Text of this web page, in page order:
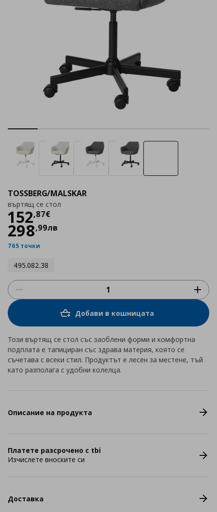
TOSSBERG/MALSKAR
въртящ се стол
152,87€
Цена
298,99лв
765 точки
495.082.38
Добави в кошницата
Този въртящ се стол със заоблени форми и комфортна
подплата е тапициран със здрава материя, която се
съчетава с всеки стил. Продуктът е лесен за местене, тъй
като разполага с удобни колелца.
Описание на продукта
Платете разсрочено с tbi
Изчислете вноските си
Доставка